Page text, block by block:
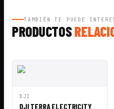
TAMBIÉN TE PUEDE
PRODUCTOS
VISTA
DJI
DJI TERRA ELECTRICITY